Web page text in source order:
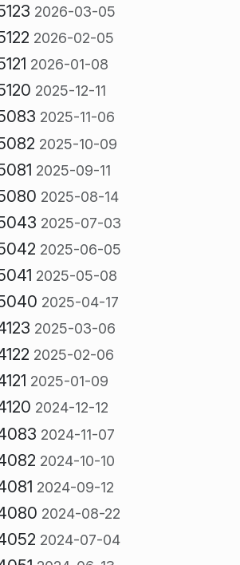
2026-03-05
2026-02-05
2026-01-08
2025-12-11
2025-11-06
2025-10-09
2025-09-11
2025-08-14
2025-07-03
2025-06-05
2025-05-08
2025-04-17
2025-03-06
2025-02-06
2025-01-09
2024-12-12
2024-11-07
2024-10-10
2024-09-12
2024-08-22
2024-07-04